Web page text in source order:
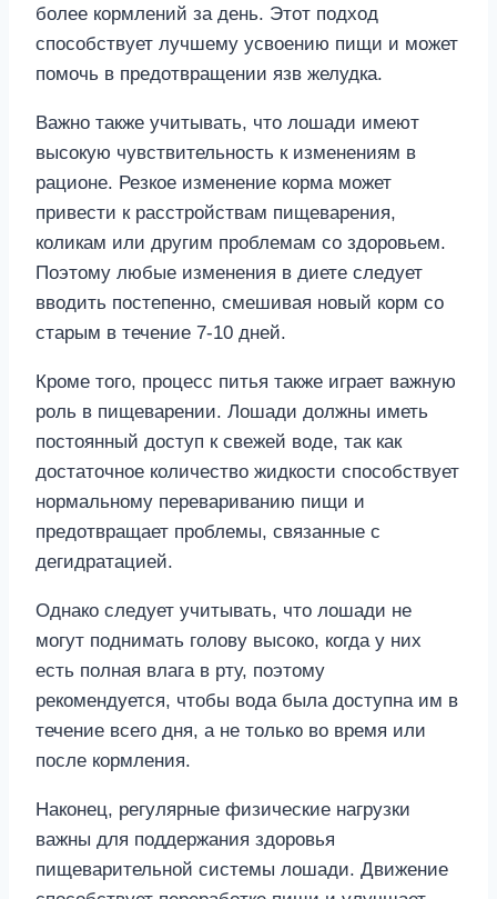
более кормлений за день. Этот подход
способствует лучшему усвоению пищи и может
помочь в предотвращении язв желудка.
Важно также учитывать, что лошади имеют
высокую чувствительность к изменениям в
рационе. Резкое изменение корма может
привести к расстройствам пищеварения,
коликам или другим проблемам со здоровьем.
Поэтому любые изменения в диете следует
вводить постепенно, смешивая новый корм со
старым в течение 7-10 дней.
Кроме того, процесс питья также играет важную
роль в пищеварении. Лошади должны иметь
постоянный доступ к свежей воде, так как
достаточное количество жидкости способствует
нормальному перевариванию пищи и
предотвращает проблемы, связанные с
дегидратацией.
Однако следует учитывать, что лошади не
могут поднимать голову высоко, когда у них
есть полная влага в рту, поэтому
рекомендуется, чтобы вода была доступна им в
течение всего дня, а не только во время или
после кормления.
Наконец, регулярные физические нагрузки
важны для поддержания здоровья
пищеварительной системы лошади. Движение